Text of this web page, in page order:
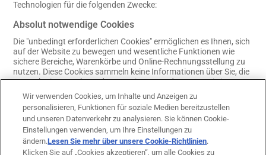
Technologien für die folgenden Zwecke:
Absolut notwendige Cookies
Die "unbedingt erforderlichen Cookies" ermöglichen es Ihnen, sich
auf der Website zu bewegen und wesentliche Funktionen wie
sichere Bereiche, Warenkörbe und Online-Rechnungsstellung zu
nutzen. Diese Cookies sammeln keine Informationen über Sie, die
zu Marketingzwecken oder zur Erinnerung daran, wo Sie im
Internet gewesen sind, verwendet werden könnten. Wir
verwenden die "unbedingt erforderlichen Cookies" um: uns an
Dinge zu erinnern, wie z.B. Informationen, die Sie auf
Bestellformularen eingegeben haben, wenn Sie in einer einzigen
Webbrowser-Sitzung zu verschiedenen Seiten navigieren; uns an
die von Ihnen bestellten Waren und Dienstleistungen zu erinnern,
wenn Sie zur Kasse gehen; Sie zu identifizieren, wenn Sie auf einer
Wir verwenden Cookies, um Inhalte und Anzeigen zu
personalisieren, Funktionen für soziale Medien bereitzustellen
und unseren Datenverkehr zu analysieren. Sie können Cookie-
Einstellungen verwenden, um Ihre Einstellungen zu
ändern.Lesen Sie mehr über unsere Cookie-Richtlinien(opens in
a new
.
Klicken Sie auf „Cookies akzeptieren“, um alle Cookies zu